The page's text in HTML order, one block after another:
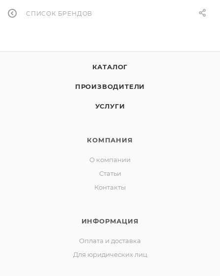
СПИСОК БРЕНДОВ
КАТАЛОГ
ПРОИЗВОДИТЕЛИ
УСЛУГИ
КОМПАНИЯ
О компании
Статьи
Контакты
ИНФОРМАЦИЯ
Оплата и доставка
Для юридических лиц